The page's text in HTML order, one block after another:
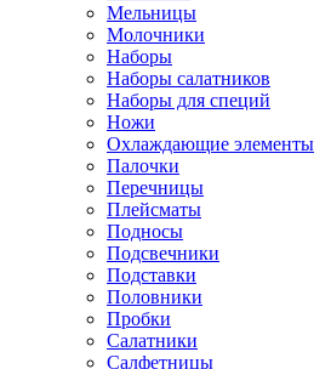
Мельницы
Молочники
Наборы
Наборы салатников
Наборы для специй
Ножи
Охлаждающие элементы
Палочки
Перечницы
Плейсматы
Подносы
Подсвечники
Подставки
Половники
Пробки
Салатники
Салфетницы